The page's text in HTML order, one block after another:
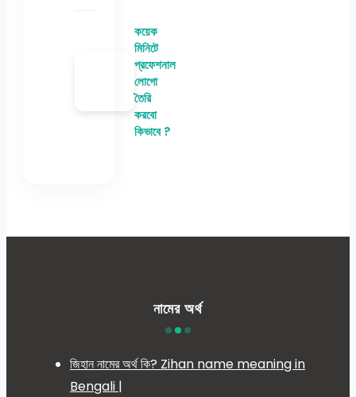
কয়েক
মিনিটে
প্রফেশনাল
লোগো
তৈরি
করবো
কিভাবে ?
নামের অর্থ
জিহান নামের অর্থ কি? Zihan name meaning in
Bengali |